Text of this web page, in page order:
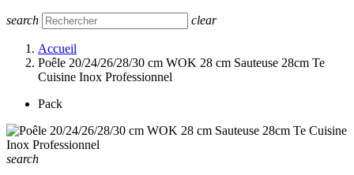
search clear
Accueil
Poêle 20/24/26/28/30 cm WOK 28 cm Sauteuse 28cm Te
Cuisine Inox Professionnel
Pack
search